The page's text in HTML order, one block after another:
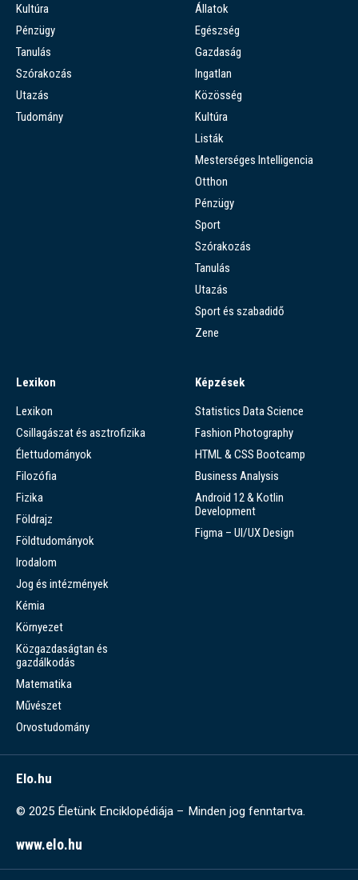
Kultúra
Pénzügy
Tanulás
Szórakozás
Utazás
Tudomány
Állatok
Egészség
Gazdaság
Ingatlan
Közösség
Kultúra
Listák
Mesterséges Intelligencia
Otthon
Pénzügy
Sport
Szórakozás
Tanulás
Utazás
Sport és szabadidő
Zene
Lexikon
Lexikon
Csillagászat és asztrofizika
Élettudományok
Filozófia
Fizika
Földrajz
Földtudományok
Irodalom
Jog és intézmények
Kémia
Környezet
Közgazdaságtan és
gazdálkodás
Matematika
Művészet
Orvostudomány
Képzések
Statistics Data Science
Fashion Photography
HTML & CSS Bootcamp
Business Analysis
Android 12 & Kotlin
Development
Figma – UI/UX Design
Elo.hu
© 2025 Életünk Enciklopédiája – Minden jog fenntartva.
www.elo.hu